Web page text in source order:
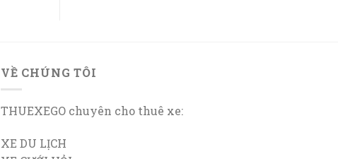
VỀ CHÚNG TÔI
THUEXEGO chuyên cho thuê xe:
XE DU LỊCH